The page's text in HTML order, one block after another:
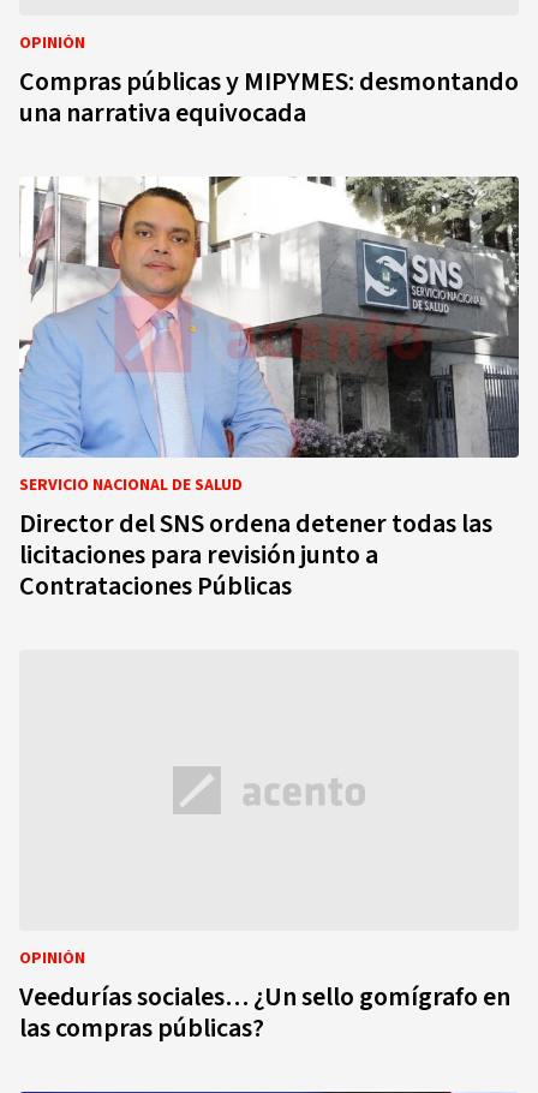
OPINIÓN
Compras públicas y MIPYMES: desmontando
una narrativa equivocada
SERVICIO NACIONAL DE SALUD
Director del SNS ordena detener todas las
licitaciones para revisión junto a
Contrataciones Públicas
OPINIÓN
Veedurías sociales… ¿Un sello gomígrafo en
las compras públicas?